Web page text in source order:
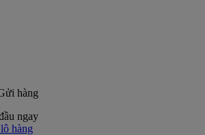
hàng
ngay
hàng